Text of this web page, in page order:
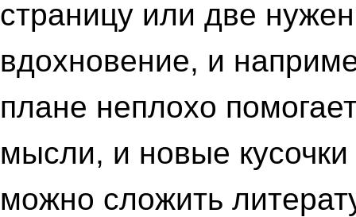
страницу или две
вдохновение, и
плане неплохо
мысли, и новые
можно сложить